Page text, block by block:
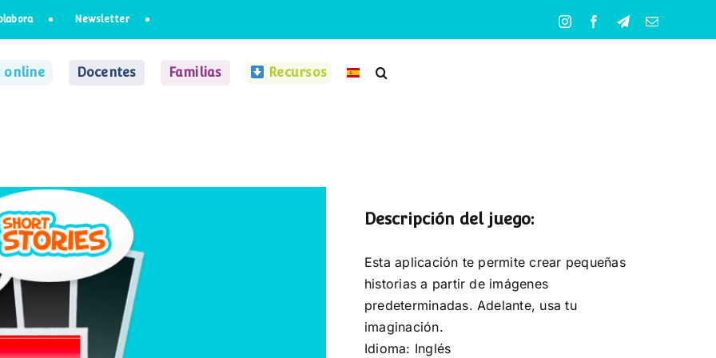
Newsletter InstagramFacebookTelegramCorreo
online Docentes Familias Recursos
Descripción del juego:
Esta aplicación te permite crear pequeñas
historias a partir de imágenes
predeterminadas. Adelante, usa tu
imaginación.
Idioma: Inglés